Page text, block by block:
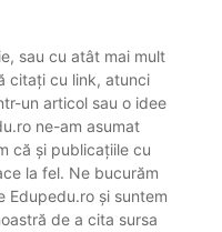
sau cu atât mai mult
citați cu link, atunci
un articol sau o idee
ne-am asumat
că și publicațiile cu
la fel. Ne bucurăm
Edupedu.ro și suntem
de a cita sursa